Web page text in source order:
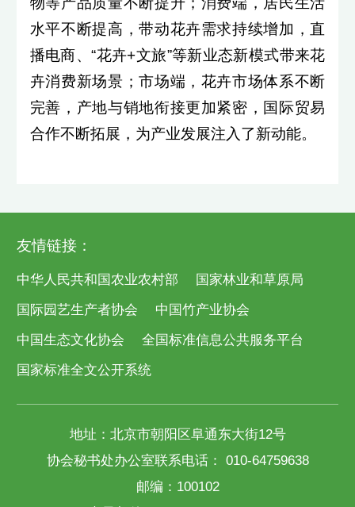
水平不断提高，带动花卉需求持续增加，直
播电商、“花卉+文旅”等新业态新模式带来花
卉消费新场景；市场端，花卉市场体系不断
完善，产地与销地衔接更加紧密，国际贸易
合作不断拓展，为产业发展注入了新动能。
友情链接：
中华人民共和国农业农村部
国家林业和草原局
国际园艺生产者协会
中国竹产业协会
中国生态文化协会
全国标准信息公共服务平台
国家标准全文公开系统
地址：北京市朝阳区阜通东大街12号
协会秘书处办公室联系电话： 010-64759638
邮编：100102